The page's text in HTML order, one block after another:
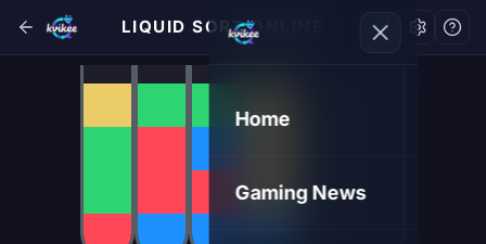
Home
Gaming News
LIQUID SORT ONLINE